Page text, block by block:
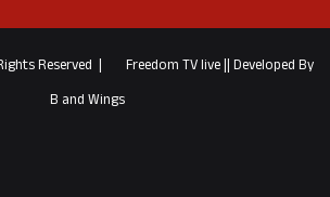
Reserved | Freedom TV live||Developed By
B and Wings